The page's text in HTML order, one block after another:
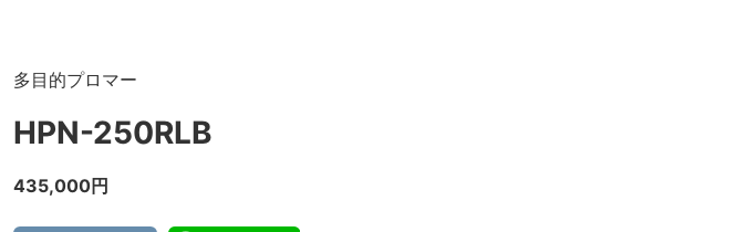
多目的プロマー
HPN-250RLB
435,000円